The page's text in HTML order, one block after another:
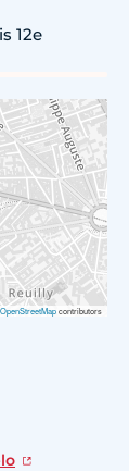
12e
OpenStreetMapcontributors